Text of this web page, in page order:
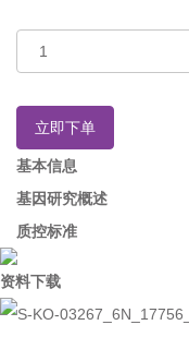
立即下单
基本信息
基因研究概述
质控标准
资料下载